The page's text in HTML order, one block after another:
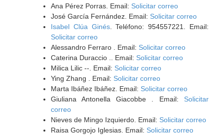
Ana Pérez Porras. Email: Solicitar correo
José García Fernández. Email: Solicitar correo
Isabel Clúa Ginés. Teléfono: 954557221. Email:
Solicitar correo
Alessandro Ferraro . Email: Solicitar correo
Caterina Duraccio .. Email: Solicitar correo
Milica Lilic --. Email: Solicitar correo
Ying Zhang . Email: Solicitar correo
Marta Ibáñez Ibáñez. Email: Solicitar correo
Giuliana Antonella Giacobbe . Email: Solicitar
correo
Nieves de Mingo Izquierdo. Email: Solicitar correo
Raisa Gorgojo Iglesias. Email: Solicitar correo